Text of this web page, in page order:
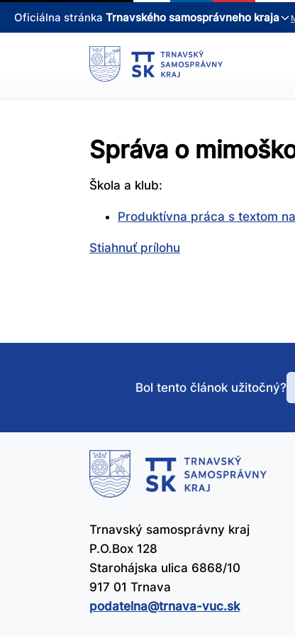
Oficiálna stránka Trnavského samosprávneho kraja
Správa o
Škola a klub:
Produktívna práca s textom
Stiahnuť prílohu
Bol tento článok užitočný?
Trnavský samosprávny kraj
P.O.Box 128
Starohájska ulica 6868/10
917 01 Trnava
podatelna@​trnava-vuc.sk